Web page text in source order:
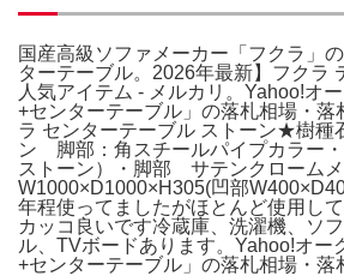
国産高級ソファメーカー「フクラ」
ターテーブル。2026年最新】フクラ
人気アイテム - メルカリ。Yahoo!オ
+センターテーブル」の落札相場・
ラ センターテーブル ストーン★樹種
ン 脚部：角スチールパイプカラー
ストーン）・脚部 サテンクローム
W1000×D1000×H305(凹部
年程使ってましたがほとんど使用し
カッコ良いです冷蔵庫、洗濯機、ソ
ル、TVボードあります。Yahoo!オー
+センターテーブル」の落札相場・落